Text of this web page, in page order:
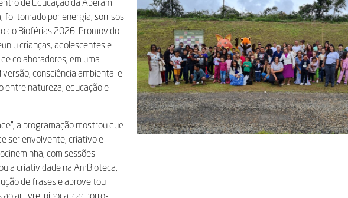
de Educação da Aperam
foi tomado por energia, sorrisos
do Bioférias 2026. Promovido
crianças, adolescentes e
colaboradores, em uma
consciência ambiental e
entre natureza, educação e
a programação mostrou que
ser envolvente, criativo e
com sessões
a criatividade na AmBioteca,
de frases e aproveitou